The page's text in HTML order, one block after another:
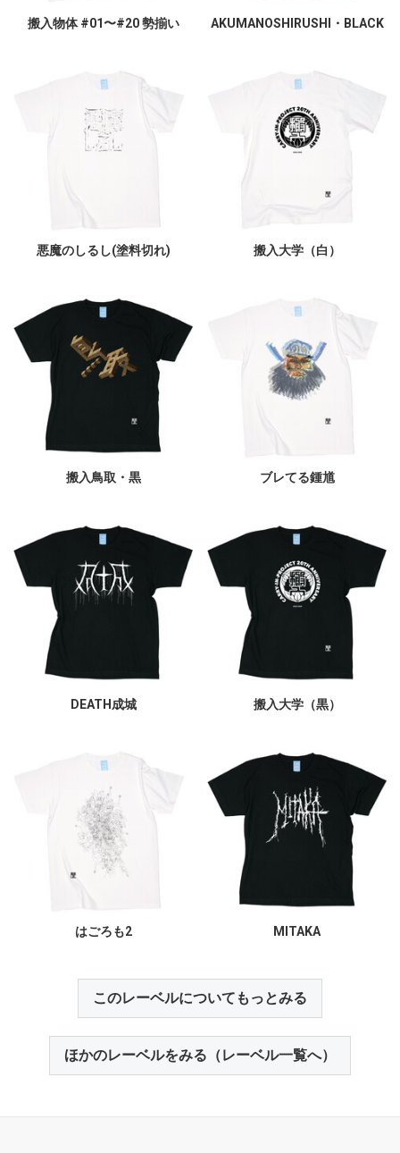
搬入物体 #01〜#20 勢揃い AKUMANOSHIRUSHI・BLACK
悪魔のしるし(塗料切れ) 搬入大学（白）
搬入鳥取・黒 ブレてる鍾馗
DEATH成城 搬入大学（黒）
はごろも2 MITAKA
このレーベルについてもっとみる
ほかのレーベルをみる（レーベル一覧へ）